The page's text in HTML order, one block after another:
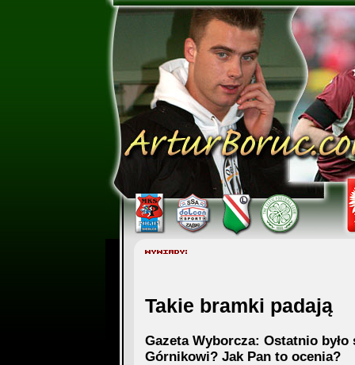
Takie bramki padają
Gazeta Wyborcza: Ostatnio
Górnikowi? Jak Pan to ocenia?